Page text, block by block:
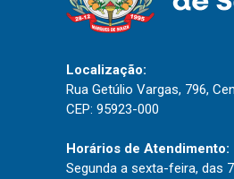
Localização:
Rua Getúlio Vargas, 796,
CEP: 95923-000
Horários de Atendimento:
Segunda a sexta-feira, das